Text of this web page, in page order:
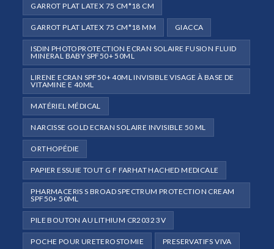
GARROT PLAT LATEX 75 CM*18 CM
GARROT PLAT LATEX 75 CM*18 MM GIACCA
ISDIN PHOTOPROTECTION ECRAN SOLAIRE FUSION FLUID
MINERAL BABY SPF50+ 50ML
LIRENE ECRAN SPF50+ 40ML INVISIBLE VISAGE À BASE DE
VITAMINE E 40ML
MATÉRIEL MÉDICAL
NARCISSE GOLD ECRAN SOLAIRE INVISIBLE 50 ML
ORTHOPÉDIE
PAPIER ESSUIE TOUT G F FARHAT HACHED MEDICALE
PHARMACERIS S BROAD SPECTRUM PROTECTION CREAM
SPF50+ 50ML
PILE BOUTON AU LITHIUM CR2032 3V
POCHE POUR URETEROSTOMIE PRESERVATIFS VIVA